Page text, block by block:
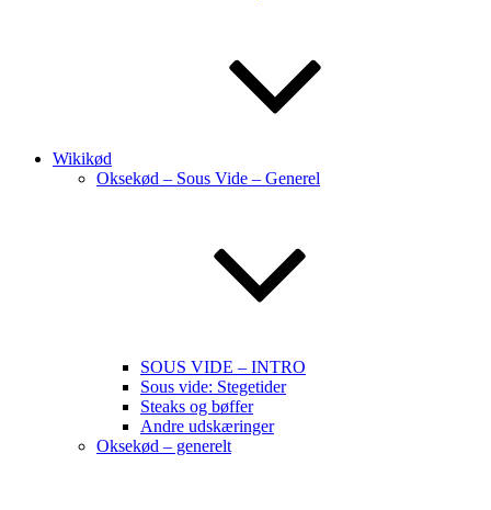
Wikikød
Oksekød – Sous Vide – Generel
SOUS VIDE – INTRO
Sous vide: Stegetider
Steaks og bøffer
Andre udskæringer
Oksekød – generelt